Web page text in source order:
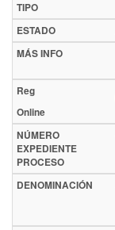
TIPO
ESTADO
MÁS INFO
Reg
Online
NÚMERO
EXPEDIENTE
PROCESO
DENOMINACIÓN